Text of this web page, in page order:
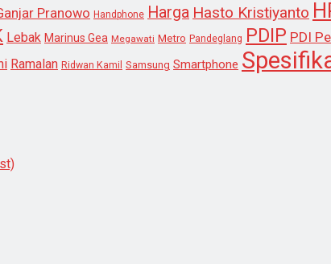
Pranowo Handphone Harga Hasto Kristiyanto
Lebak Marinus Gea Megawati Metro Pandeglang PDIP PDI
Ramalan Ridwan Kamil Samsung Smartphone